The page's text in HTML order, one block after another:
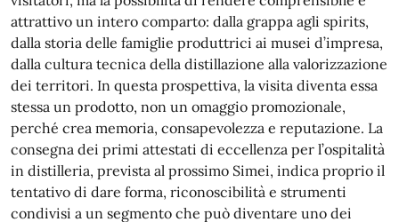
attrattivo un intero comparto: dalla grappa agli spirits,
dalla storia delle famiglie produttrici ai musei d’impresa,
dalla cultura tecnica della distillazione alla valorizzazione
dei territori. In questa prospettiva, la visita diventa essa
stessa un prodotto, non un omaggio promozionale,
perché crea memoria, consapevolezza e reputazione. La
consegna dei primi attestati di eccellenza per l’ospitalità
in distilleria, prevista al prossimo Simei, indica proprio il
tentativo di dare forma, riconoscibilità e strumenti
condivisi a un segmento che può diventare uno dei